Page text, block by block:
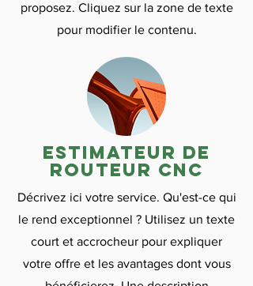
proposez. Cliquez sur la zone de texte
pour modifier le contenu.
Estimateur de
routeur CNC
Décrivez ici votre service. Qu'est-ce qui
le rend exceptionnel ? Utilisez un texte
court et accrocheur pour expliquer
votre offre et les avantages dont vous